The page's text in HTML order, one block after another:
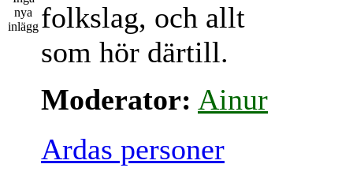
folkslag, och allt
som hör därtill.
Moderator: Ainur
Ardas personer